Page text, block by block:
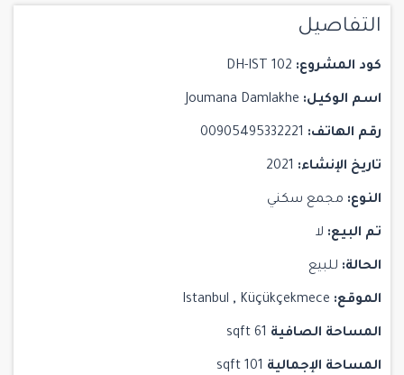
التفاصيل
كود المشروع:
اسم الوكيل:
رقم الهاتف:
تاريخ الإنشاء:
النوع: مجمع سكني
تم البيع:
الحالة:
الموقع: Istanbul , Küçükçekmece
المساحة الصافية
المساحة الإجمالية